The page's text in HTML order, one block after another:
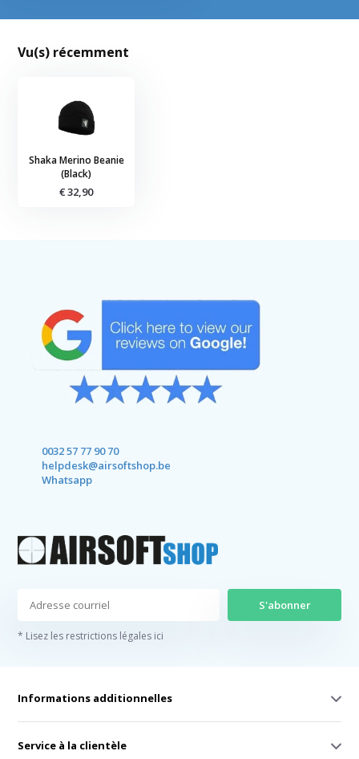
Vu(s) récemment
Shaka Merino Beanie
(Black)
€ 32,90
0032 57 77 90 70
helpdesk@airsoftshop.be
Whatsapp
S'abonner
* Lisez les restrictions légales ici
Informations additionnelles
Service à la clientèle